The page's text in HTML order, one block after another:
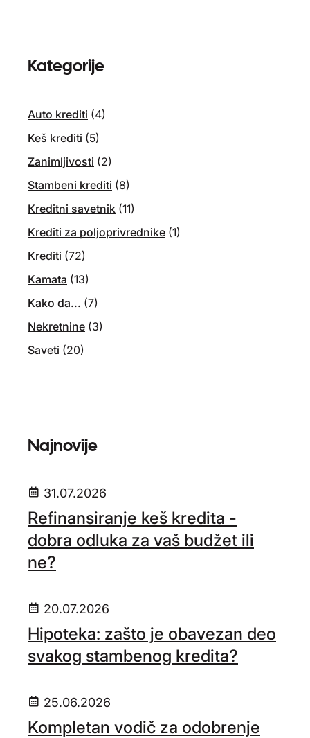
Kategorije
Auto krediti (4)
Keš krediti (5)
Zanimljivosti (2)
Stambeni krediti (8)
Kreditni savetnik (11)
Krediti za poljoprivrednike (1)
Krediti (72)
Kamata (13)
Kako da... (7)
Nekretnine (3)
Saveti (20)
Najnovije
31.07.2026
Refinansiranje keš kredita -
dobra odluka za vaš budžet ili
ne?
20.07.2026
Hipoteka: zašto je obavezan deo
svakog stambenog kredita?
25.06.2026
Kompletan vodič za odobrenje